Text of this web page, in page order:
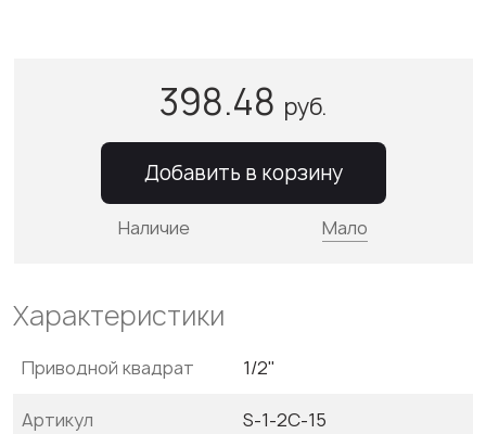
Характеристики
Приводной квадрат 1/2"
Артикул S-1-2C-15
398.48 руб.
Добавить в корзину
Наличие Мало